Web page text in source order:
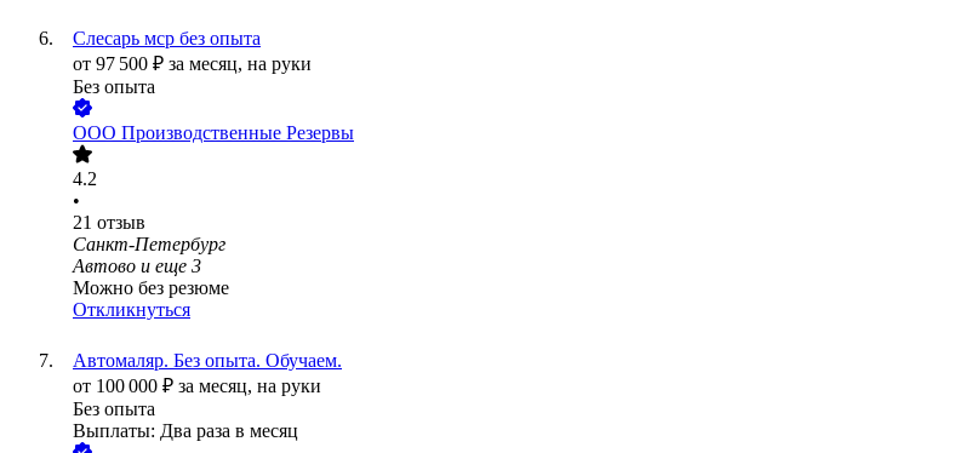
Слесарь мср без опыта
от 97 500 ₽ за месяц, на руки
Без опыта
ООО Производственные Резервы
4.2
•
21 отзыв
Санкт-Петербург
Автово и еще 3
Можно без резюме
Откликнуться
Автомаляр. Без опыта. Обучаем.
от 100 000 ₽ за месяц, на руки
Без опыта
Выплаты: Два раза в месяц